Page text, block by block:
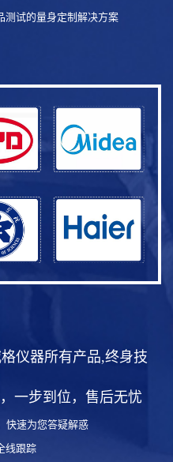
测试的量身定制解决方案
仪器所有产品,终身技
一步到位，售后无忧
快速为您答疑解惑
线跟踪